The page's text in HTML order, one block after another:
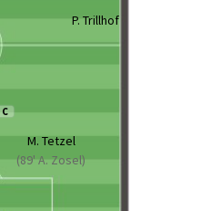
P. Trillhof
C
M. Tetzel
(89' A. Zosel)